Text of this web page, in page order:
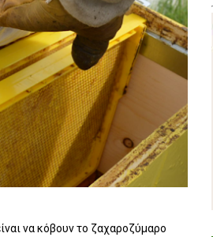
να κόβουν το ζαχαροζύμαρο